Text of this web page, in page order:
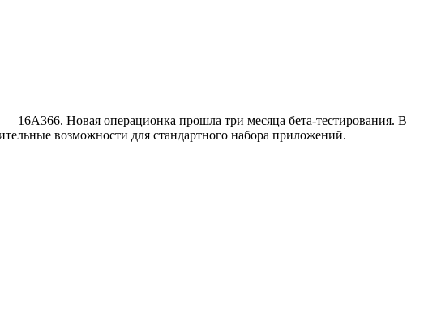
Новая операционка прошла три месяца бета-тестирования. В
возможности для стандартного набора приложений.